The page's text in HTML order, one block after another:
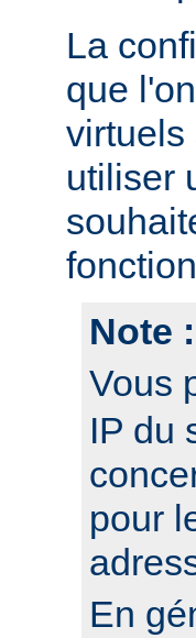
La
que
virtuels
utiliser
Note :
Vous
IP du
pour
En